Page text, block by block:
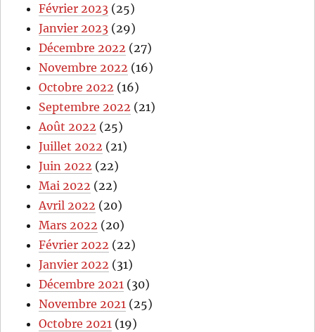
Février 2023 (25)
Janvier 2023 (29)
Décembre 2022 (27)
Novembre 2022 (16)
Octobre 2022 (16)
Septembre 2022 (21)
Août 2022 (25)
Juillet 2022 (21)
Juin 2022 (22)
Mai 2022 (22)
Avril 2022 (20)
Mars 2022 (20)
Février 2022 (22)
Janvier 2022 (31)
Décembre 2021 (30)
Novembre 2021 (25)
Octobre 2021 (19)